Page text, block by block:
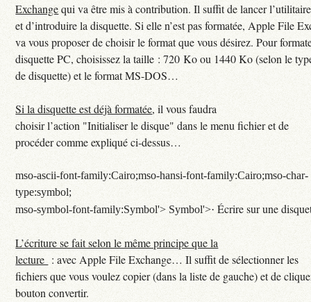
Exchangequi va être mis à contribution. Il suffit de lancer l’utilitaire
et d’introduire la disquette. Si elle n’est pas formatée, Apple File
va vous proposer de choisir le format que vous désirez. Pour
disquette PC, choisissez la taille : 720 Ko ou 1440 Ko (selon le
de disquette) et le format MS-DOS…
Si la disquette est déjà formatée, il vous faudra
choisir l’action "Initialiser le disque" dans le menu fichier et de
procéder comme expliqué ci-dessus…
mso-ascii-font-family:Cairo;mso-hansi-font-family:Cairo;mso-char-
type:symbol;
mso-symbol-font-family:Symbol'> Symbol'>· Écrire sur une
L’écriture se fait selon le même principe que la
lecture : avec Apple File Exchange… Il suffit de sélectionner les
fichiers que vous voulez copier (dans la liste de gauche) et de
bouton convertir.